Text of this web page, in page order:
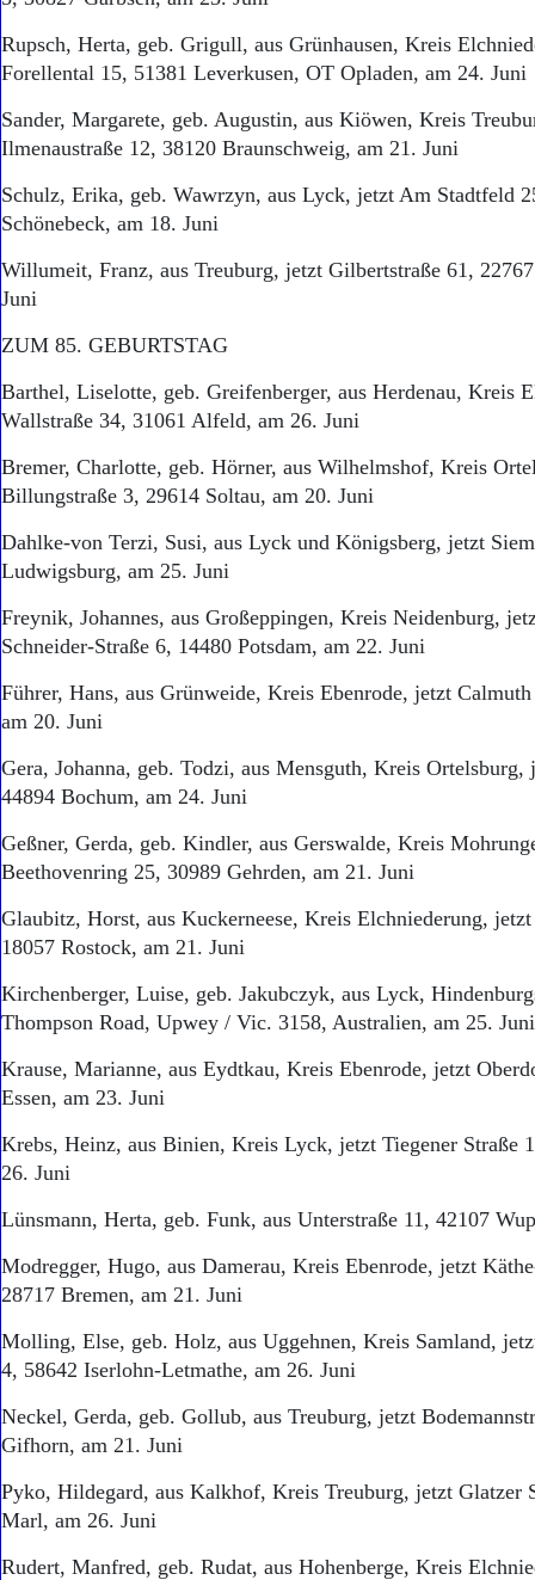
Rupsch, Herta, geb. Grigull, aus Grünhausen, Kreis
Forellental 15, 51381 Leverkusen, OT Opladen, am 24. Juni
Sander, Margarete, geb. Augustin, aus Kiöwen, Kreis
Ilmenaustraße 12, 38120 Braunschweig, am 21. Juni
Schulz, Erika, geb. Wawrzyn, aus Lyck, jetzt Am Stadtfeld
Schönebeck, am 18. Juni
Willumeit, Franz, aus Treuburg, jetzt Gilbertstraße 61,
Juni
ZUM 85. GEBURTSTAG
Barthel, Liselotte, geb. Greifenberger, aus Herdenau, Kreis
Wallstraße 34, 31061 Alfeld, am 26. Juni
Bremer, Charlotte, geb. Hörner, aus Wilhelmshof, Kreis
Billungstraße 3, 29614 Soltau, am 20. Juni
Dahlke-von Terzi, Susi, aus Lyck und Königsberg, jetzt
Ludwigsburg, am 25. Juni
Freynik, Johannes, aus Großeppingen, Kreis Neidenburg,
Schneider-Straße 6, 14480 Potsdam, am 22. Juni
Führer, Hans, aus Grünweide, Kreis Ebenrode, jetzt
am 20. Juni
Gera, Johanna, geb. Todzi, aus Mensguth, Kreis Ortelsburg,
44894 Bochum, am 24. Juni
Geßner, Gerda, geb. Kindler, aus Gerswalde, Kreis
Beethovenring 25, 30989 Gehrden, am 21. Juni
Glaubitz, Horst, aus Kuckerneese, Kreis Elchniederung,
18057 Rostock, am 21. Juni
Kirchenberger, Luise, geb. Jakubczyk, aus Lyck,
Thompson Road, Upwey / Vic. 3158, Australien, am 25. Juni
Krause, Marianne, aus Eydtkau, Kreis Ebenrode, jetzt
Essen, am 23. Juni
Krebs, Heinz, aus Binien, Kreis Lyck, jetzt Tiegener Straße
26. Juni
Lünsmann, Herta, geb. Funk, aus Unterstraße 11, 42107
Modregger, Hugo, aus Damerau, Kreis Ebenrode, jetzt
28717 Bremen, am 21. Juni
Molling, Else, geb. Holz, aus Uggehnen, Kreis Samland,
4, 58642 Iserlohn-Letmathe, am 26. Juni
Neckel, Gerda, geb. Gollub, aus Treuburg, jetzt
Gifhorn, am 21. Juni
Pyko, Hildegard, aus Kalkhof, Kreis Treuburg, jetzt Glatzer
Marl, am 26. Juni
Rudert, Manfred, geb. Rudat, aus Hohenberge, Kreis